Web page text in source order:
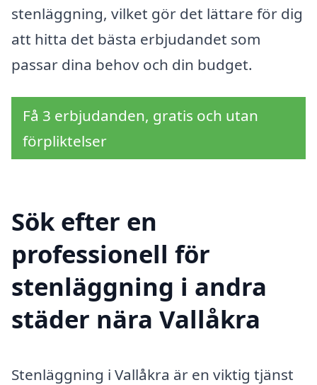
stenläggning, vilket gör det lättare för dig
att hitta det bästa erbjudandet som
passar dina behov och din budget.
Få 3 erbjudanden, gratis och utan
förpliktelser
Sök efter en
professionell för
stenläggning i andra
städer nära Vallåkra
Stenläggning i Vallåkra är en viktig tjänst